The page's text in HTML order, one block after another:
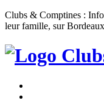
Clubs & Comptines :
leur famille, sur
Clubs
Comptines